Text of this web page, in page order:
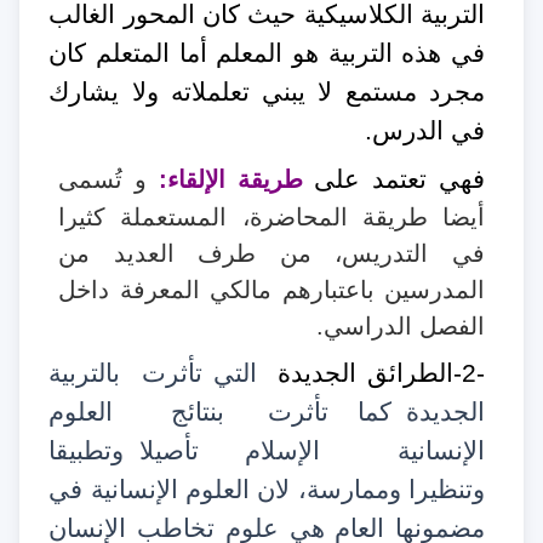
التربية الكلاسيكية حيث كان المحور الغالب
في هذه التربية هو المعلم أما المتعلم كان
مجرد مستمع لا يبني تعلملاته ولا يشارك
في الدرس.
فهي تعتمد علىطريقة الإلقاء:
و تُسمى
أيضا طريقة المحاضرة، المستعملة كثيرا
في التدريس، من طرف العديد من
المدرسين باعتبارهم مالكي المعرفة داخل
الفصل الدراسي.
-2-الطرائق الجديدة التي تأثرت
بالتربية
الجديدة كما
تأثرت بنتائج
العلوم
الإنسانية
الإسلام
تأصيلا وتطبيقا
وتنظيرا وممارسة، لان العلوم الإنسانية في
مضمونها العام هي علوم تخاطب الإنسان